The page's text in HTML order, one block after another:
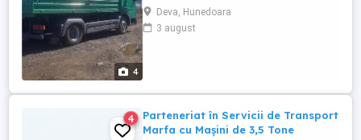
4
amestecat cu sort pt beton Balastru
Pamant vegetal Pamant de umplutura
Piatra de cariera concasata De la diferite
Deva, Hunedoara
3 august
4
Parteneriat în Servicii de Transport
Marfa cu Mașini de 3,5 Tone